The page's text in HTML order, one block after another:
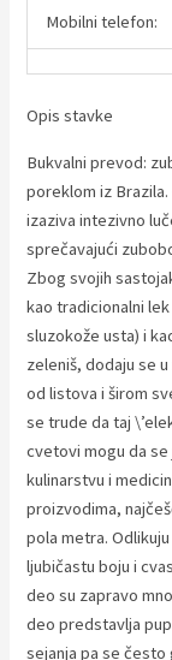
Mobilni telefon:
Opis stavke
Bukvalni prevod:
poreklom iz
izaziva intezivno
sprečavajući
Zbog svojih
kao tradicionalni
sluzokože usta) i
zeleniš, dodaju se
od listova i širom
se trude da taj
cvetovi mogu da se
kulinarstvu i
proizvodima,
pola metra.
ljubičastu boju i
deo su zapravo
deo predstavlja
sejanja pa se često